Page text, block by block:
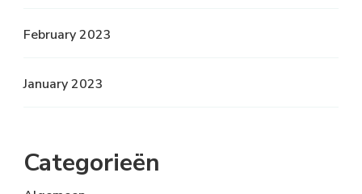
February 2023
January 2023
Categorieën